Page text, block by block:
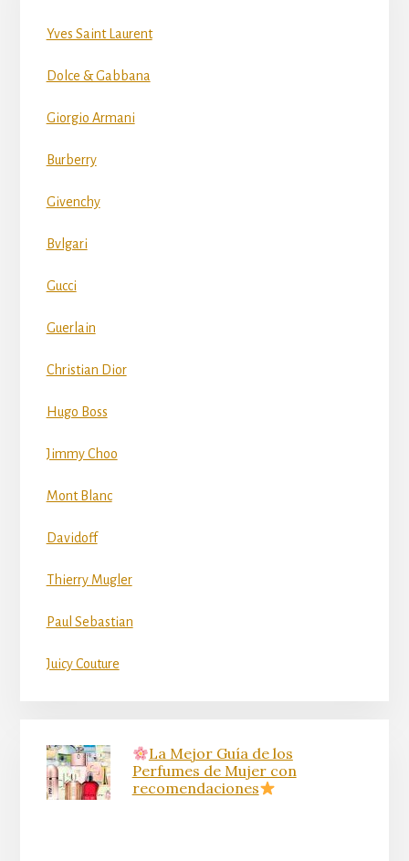
Yves Saint Laurent
Dolce & Gabbana
Giorgio Armani
Burberry
Givenchy
Bvlgari
Gucci
Guerlain
Christian Dior
Hugo Boss
Jimmy Choo
Mont Blanc
Davidoff
Thierry Mugler
Paul Sebastian
Juicy Couture
La Mejor Guía de los
Perfumes de Mujer con
recomendaciones